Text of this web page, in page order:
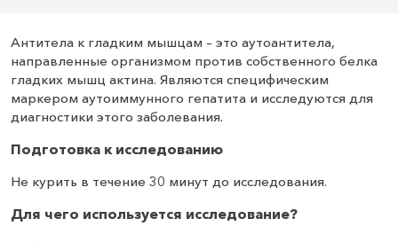
Антитела к гладким мышцам – это аутоантитела,
направленные организмом против собственного белка
гладких мышц актина. Являются специфическим
маркером аутоиммунного гепатита и исследуются для
диагностики этого заболевания.
Подготовка к исследованию
Не курить в течение 30 минут до исследования.
Для чего используется исследование?